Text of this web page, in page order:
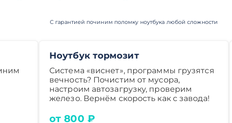
С гарантией починим поломку ноутбука любой сложности
Ноутбук тормозит
Система «виснет», программы грузятся
вечность? Почистим от мусора,
настроим автозагрузку, проверим
железо. Вернём скорость как с завода!
от 800 ₽